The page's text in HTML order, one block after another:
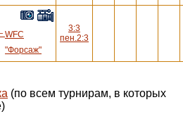
WFC
"Форсаж"
3:3
пен.2:3
(по всем турнирам, в которых